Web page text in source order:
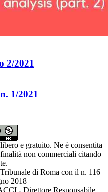
2/2021
1/2021
e gratuito. Ne è consentita
non commerciali citando
di Roma con il n. 116
2018
- Direttore Responsabile